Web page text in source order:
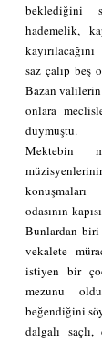
beklediğini
hademelik,
saz çalıp beş
Bazan valilerin
onlara
duymuştu.
Mektebin
odasının
Bunlardan
vekalete
istiyen bir
mezunu
beğendiğini
dalgalı